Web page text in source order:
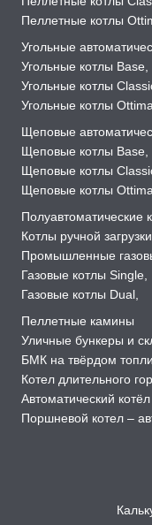
Пеллетные котлы
Угольные
Угольные котлы Base,
Угольные котлы
Угольные котлы
Щеповые
Щеповые котлы Base,
Щеповые котлы
Щеповые котлы
Полуавтоматические
Котлы ручной
Промышленные
Газовые котлы Single,
Газовые котлы Dual,
Пеллетные камины
Уличные бункеры и
БМК на твёрдом
Котел длительного
Автоматический
Поршневой котел –